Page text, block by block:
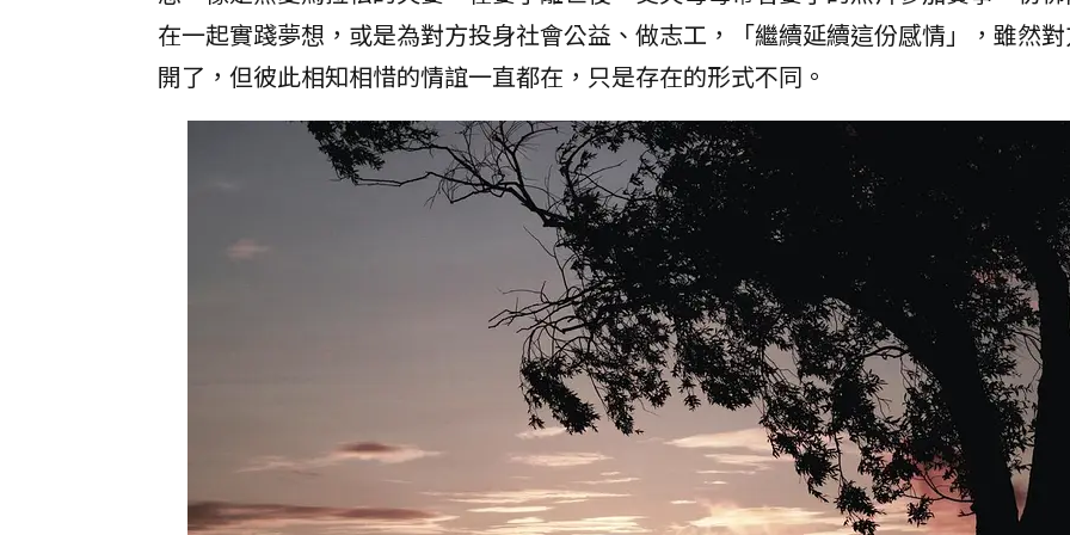
在一起實踐夢想，或是為對方投身社會公益、做志工，「繼續延續這份感情」，雖然
開了，但彼此相知相惜的情誼一直都在，只是存在的形式不同。